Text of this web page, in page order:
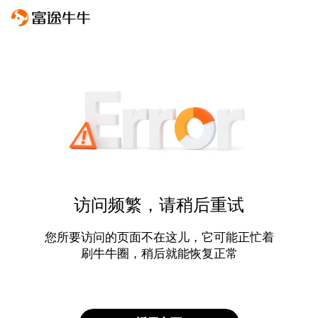
访问频繁，请稍后重试
您所要访问的页面不在这儿，它可能正忙着
刷牛牛圈，稍后就能恢复正常